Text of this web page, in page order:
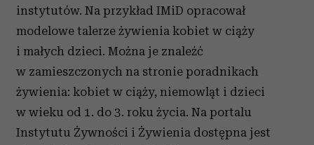
instytutów. Na przykład IMiD opracował
modelowe talerze żywienia kobiet w ciąży
i małych dzieci. Można je znaleźć
w zamieszczonych na stronie poradnikach
żywienia: kobiet w ciąży, niemowląt i dzieci
w wieku od 1. do 3. roku życia. Na portalu
Instytutu Żywności i Żywienia dostępna jest